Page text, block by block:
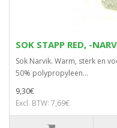
SOK STAPP RED, -
Sok Narvik. Warm, sterk en
50% polypropyleen...
9,30€
Excl. BTW: 7,69€